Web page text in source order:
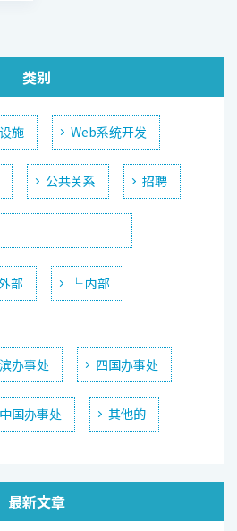
类别
施 Web系统开发
公共关系 招聘
部 └ 内部
办事处 四国办事处
中国办事处 其他的
最新文章